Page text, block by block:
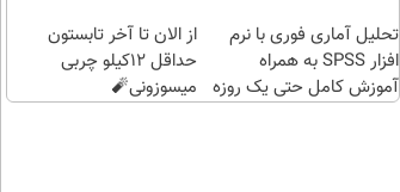
کنید
تحلیل آماری فوری با نرم
افزار SPSS به همراه
آموزش کامل حتی یک روزه
از الان تا آخر تابستون
حداقل 12کیلو چربی
میسوزونی🧨